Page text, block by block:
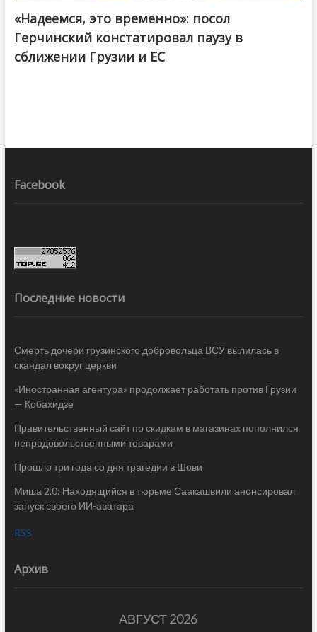
«Надеемся, это временно»: посол
Герчинский констатировал паузу в
сближении Грузии и ЕС
Facebook
Последние новости
Смерть дочери грузинского добровольца ВСУ вылилась в
скандал вокруг церкви
«Иностранная агентура» продолжает работать против Грузии
— Кобахидзе
Правительственный сайт по скидкам в магазинах пополнился
непродовольственными товарами
Прошло три года со дня трагедии в Шови
Миша 2.0: Находящийся в тюрьме Саакашвили анонсировал
запуск своего ИИ-аватара
RSS
Архив
АВГУСТ 2026